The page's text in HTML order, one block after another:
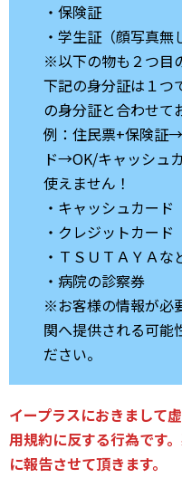
・保険証
・学生証（顔写真無
※以下の物も２つ目
下記の身分証は１つ
の身分証と合わせて
例：住民票+保険証
ド→OK/キャッシュ
使えません！
・キャッシュカード
・クレジットカード
・ＴＳＵＴＡＹＡな
・病院の診察券
※お客様の情報が必
関へ提供される可能
ださい。
イープラスにおきまして
用規約に反する行為です
に報告させて頂きます。